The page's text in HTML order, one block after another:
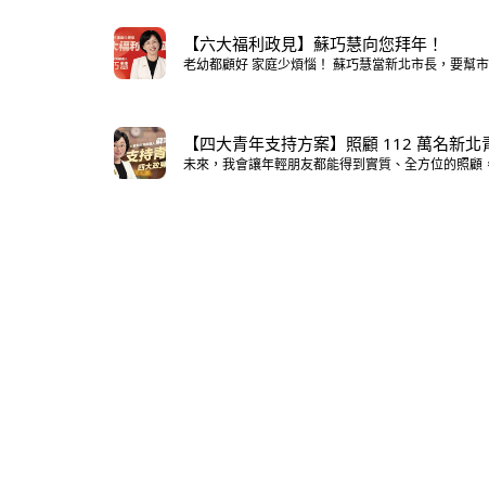
【六大福利政見】蘇巧慧向您拜年！
老幼都顧好 家庭少煩惱！ 蘇巧慧當新北市長，要幫
【四大青年支持方案】照顧 112 萬名新北
未來，我會讓年輕朋友都能得到實質、全方位的照顧